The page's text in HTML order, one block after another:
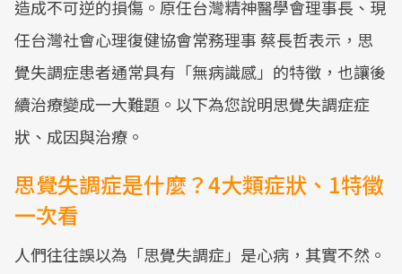
造成不可逆的損傷。原任台灣精神醫學會理事長、現
任台灣社會心理復健協會常務理事 蔡長哲表示，思
覺失調症患者通常具有「無病識感」的特徵，也讓後
續治療變成一大難題。以下為您說明思覺失調症症
狀、成因與治療。
思覺失調症是什麼？4大類症狀、1特徵
一次看
人們往往誤以為「思覺失調症」是心病，其實不然。